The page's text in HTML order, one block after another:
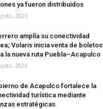
ya fueron distribuidos
2026
amplía su conectividad
Volaris inicia venta de boletos
la nueva ruta Puebla–Acapulco
2026
de Acapulco fortalece la
turística mediante
estratégicas